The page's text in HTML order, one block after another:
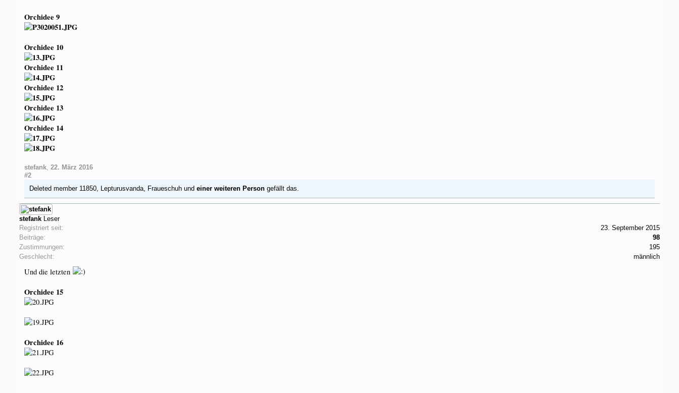
Orchidee 9
Orchidee 10
Orchidee 11
Orchidee 12
Orchidee 13
Orchidee 14
stefank, 22. März 2016
#2
Deleted member 11850, Lepturusvanda, Fraueschuh undeiner weiteren Person gefällt das.
stefank Leser
Registriert seit:
23. September 2015
Beiträge:
98
Zustimmungen:
195
Geschlecht:
männlich
Und die letzten
Orchidee 15
Orchidee 16